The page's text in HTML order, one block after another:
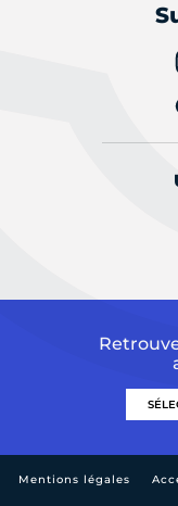
Mentions légales